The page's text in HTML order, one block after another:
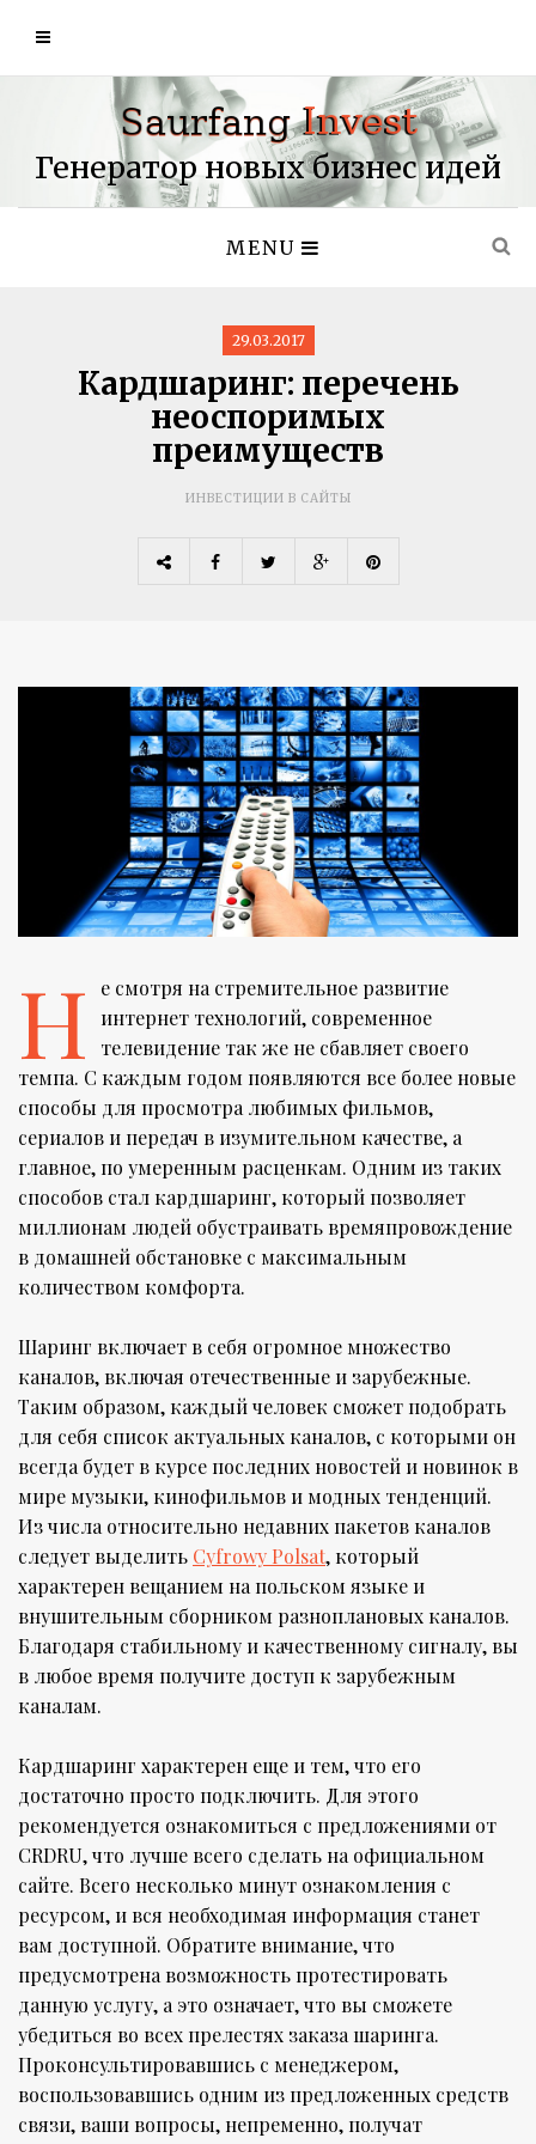
Генератор новых бизнес идей
MENU
29.03.2017
Кардшаринг: перечень
неоспоримых
преимуществ
ИНВЕСТИЦИИ В САЙТЫ
Н
е смотря на стремительное развитие
интернет технологий, современное
телевидение так же не сбавляет своего
темпа. С каждым годом появляются все более новые
способы для просмотра любимых фильмов,
сериалов и передач в изумительном качестве, а
главное, по умеренным расценкам. Одним из таких
способов стал кардшаринг, который позволяет
миллионам людей обустраивать времяпровождение
в домашней обстановке с максимальным
количеством комфорта.
Шаринг включает в себя огромное множество
каналов, включая отечественные и зарубежные.
Таким образом, каждый человек сможет подобрать
для себя список актуальных каналов, с которыми он
всегда будет в курсе последних новостей и новинок в
мире музыки, кинофильмов и модных тенденций.
Из числа относительно недавних пакетов каналов
следует выделить Cyfrowy Polsat, который
характерен вещанием на польском языке и
внушительным сборником разноплановых каналов.
Благодаря стабильному и качественному сигналу, вы
в любое время получите доступ к зарубежным
каналам.
Кардшаринг характерен еще и тем, что его
достаточно просто подключить. Для этого
рекомендуется ознакомиться с предложениями от
CRDRU, что лучше всего сделать на официальном
сайте. Всего несколько минут ознакомления с
ресурсом, и вся необходимая информация станет
вам доступной. Обратите внимание, что
предусмотрена возможность протестировать
данную услугу, а это означает, что вы сможете
убедиться во всех прелестях заказа шаринга.
Проконсультировавшись с менеджером,
воспользовавшись одним из предложенных средств
связи, ваши вопросы, непременно, получат